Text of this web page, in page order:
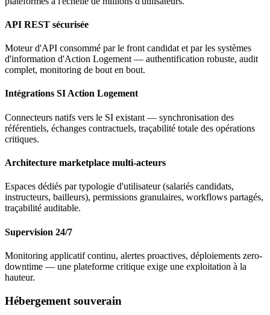
API REST sécurisée
Moteur d'API consommé par le front candidat et par les systèmes
d'information d'Action Logement — authentification robuste, audit
complet, monitoring de bout en bout.
Intégrations SI Action Logement
Connecteurs natifs vers le SI existant — synchronisation des
référentiels, échanges contractuels, traçabilité totale des opérations
critiques.
Architecture marketplace multi-acteurs
Espaces dédiés par typologie d'utilisateur (salariés candidats,
instructeurs, bailleurs), permissions granulaires, workflows partagés,
traçabilité auditable.
Supervision 24/7
Monitoring applicatif continu, alertes proactives, déploiements zero-
downtime — une plateforme critique exige une exploitation à la
hauteur.
Hébergement souverain